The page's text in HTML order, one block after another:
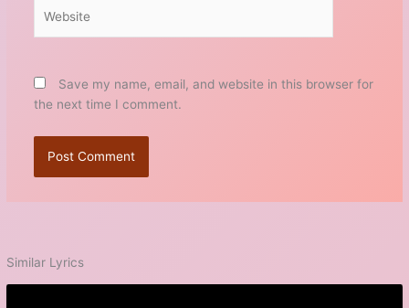
Save my name, email, and website in this browser for
the next time I comment.
Similar Lyrics